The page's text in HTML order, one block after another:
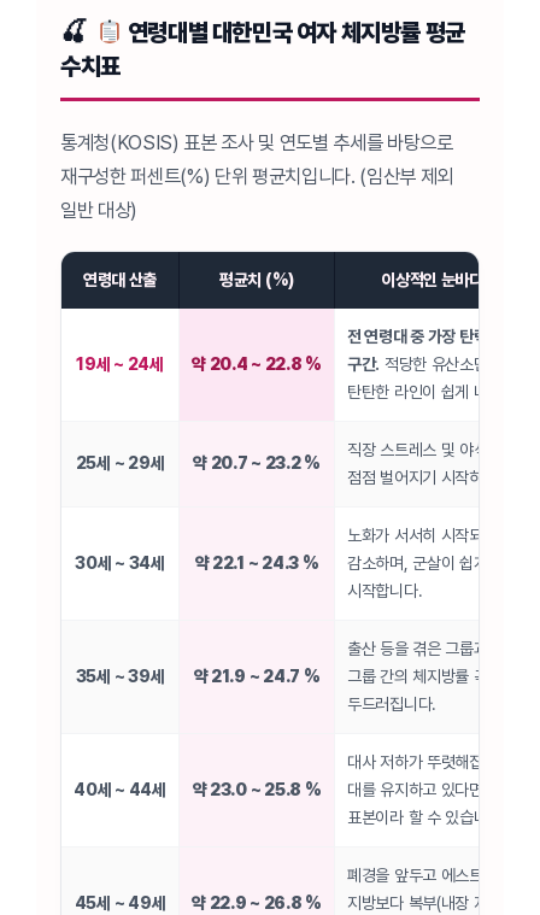
연령대별 대한민국 여자 체지방률 평균
수치표
통계청(KOSIS) 표본 조사 및 연도별 추세를 바탕으로
재구성한 퍼센트(%) 단위 평균치입니다. (임산부 제외
일반 대상)
연령대 산출 평균치 (%) 이상적인 눈바디 특징 (
19세 ~ 24세 약 20.4 ~ 22.8 %
전 연령대 중 가장 탄력 있고
구간. 적당한 유산소만으로도
탄탄한 라인이 쉽게 나옵니다.
25세 ~ 29세 약 20.7 ~ 23.2 %
직장 스트레스 및 야식 등으로
점점 벌어지기 시작하는 시점
30세 ~ 34세 약 22.1 ~ 24.3 %
노화가 서서히 시작되어 근육
감소하며, 군살이 쉽게 안 빠
시작합니다.
35세 ~ 39세 약 21.9 ~ 24.7 %
출산 등을 겪은 그룹과 꾸준한
그룹 간의 체지방률 곡선 이원
두드러집니다.
40세 ~ 44세 약 23.0 ~ 25.8 %
대사 저하가 뚜렷해집니다.
대를 유지하고 있다면 매우 훌
표본이라 할 수 있습니다.
45세 ~ 49세 약 22.9 ~ 26.8 %
폐경을 앞두고 에스트로겐이
지방보다 복부(내장 지방)로